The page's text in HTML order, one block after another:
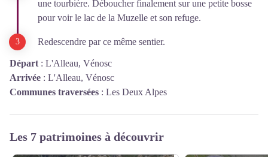
une tourbière. Déboucher finalement sur une petite bosse
pour voir le lac de la Muzelle et son refuge.
Redescendre par ce même sentier.
Départ : L'Alleau, Vénosc
Arrivée : L'Alleau, Vénosc
Communes traversées : Les Deux Alpes
Les 7 patrimoines à découvrir